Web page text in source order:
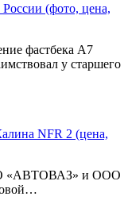
(фото, цена,
фастбека A7
у старшего
NFR 2 (цена,
«АВТОВАЗ» и ООО